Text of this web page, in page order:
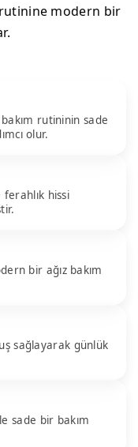
modern bir
rutininin sade
olur.
ferahlık hissi
bir ağız bakım
sağlayarak günlük
sade bir bakım